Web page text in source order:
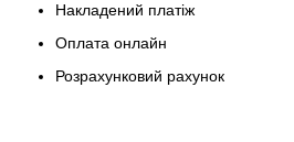
Накладений платіж
Оплата онлайн
Розрахунковий рахунок